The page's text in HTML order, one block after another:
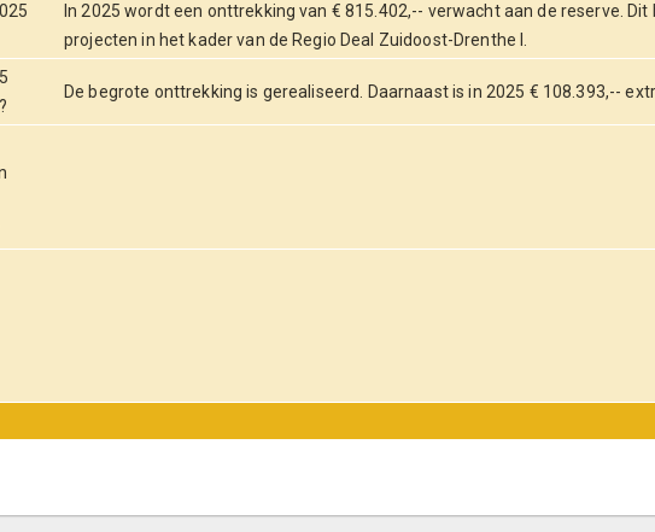
In 2025 wordt een onttrekking van € 815.402,-- verwacht aan de reserve.
projecten in het kader van de Regio Deal Zuidoost-Drenthe I.
De begrote onttrekking is gerealiseerd. Daarnaast is in 2025 € 108.393,--